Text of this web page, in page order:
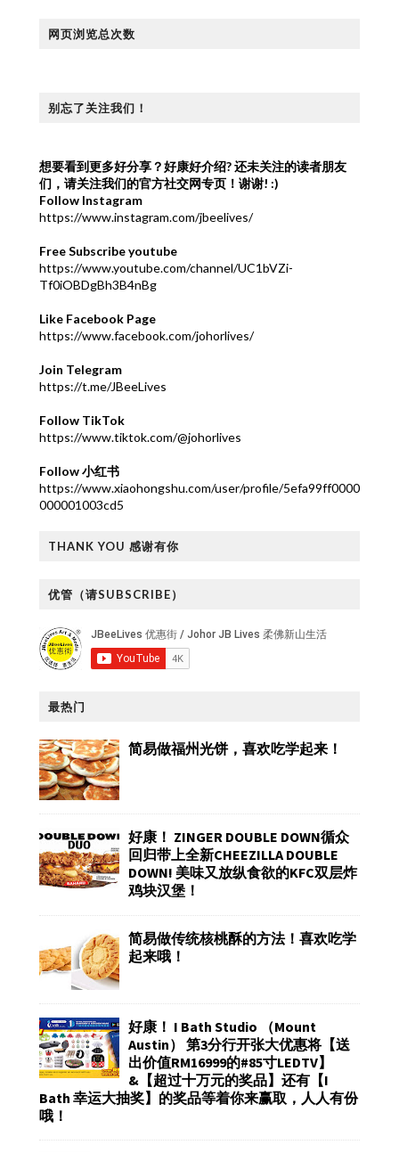
网页浏览总次数
别忘了关注我们！
想要看到更多好分享？好康好介绍?还未关注的读者朋友
们，请关注我们的官方社交网专页！谢谢! :)
Follow Instagram
https://www.instagram.com/jbeelives/
Free Subscribe youtube
https://www.youtube.com/channel/UC1bVZi-
Tf0iOBDgBh3B4nBg
Like Facebook Page
https://www.facebook.com/johorlives/
Join Telegram
https://t.me/JBeeLives
Follow TikTok
https://www.tiktok.com/@johorlives
Follow 小红书
https://www.xiaohongshu.com/user/profile/5efa99ff0000
000001003cd5
THANK YOU 感谢有你
优管（请SUBSCRIBE）
最热门
简易做福州光饼，喜欢吃学起来！
好康！ ZINGER DOUBLE DOWN循众
回归带上全新CHEEZILLA DOUBLE
DOWN! 美味又放纵食欲的KFC双层炸
鸡块汉堡！
简易做传统核桃酥的方法！喜欢吃学
起来哦！
好康！ I Bath Studio （Mount
Austin） 第3分行开张大优惠将【送
出价值RM16999的#85寸LEDTV】
&【超过十万元的奖品】还有【I
Bath 幸运大抽奖】的奖品等着你来赢取，人人有份
哦！